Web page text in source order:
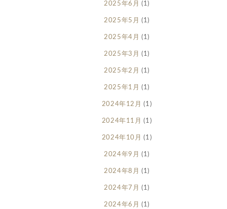
2025年6月 (1)
2025年5月 (1)
2025年4月 (1)
2025年3月 (1)
2025年2月 (1)
2025年1月 (1)
2024年12月 (1)
2024年11月 (1)
2024年10月 (1)
2024年9月 (1)
2024年8月 (1)
2024年7月 (1)
2024年6月 (1)